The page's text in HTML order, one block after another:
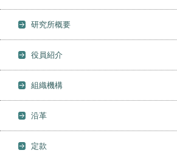
研究所概要
役員紹介
組織機構
沿革
定款